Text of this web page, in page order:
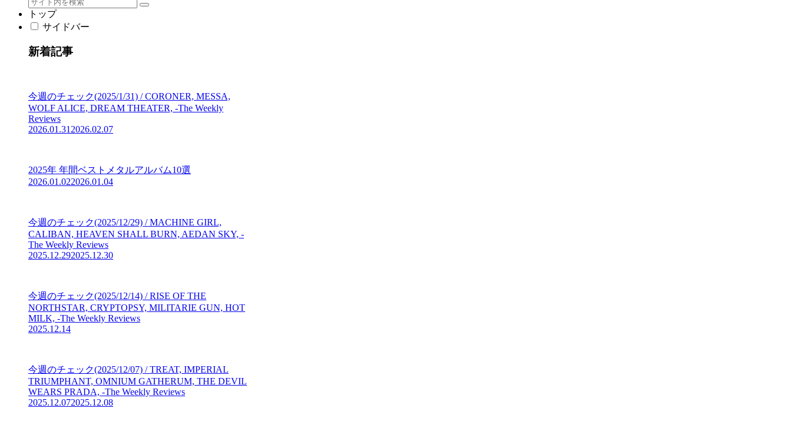
トップ
サイドバー
新着記事
今週のチェック(2025/1/31) / CORONER, MESSA,
WOLF ALICE, DREAM THEATER, -The Weekly
Reviews
2026.01.31 2026.02.07
2025年 年間ベストメタルアルバム10選
2026.01.022026.01.04
今週のチェック(2025/12/29) / MACHINE GIRL,
CALIBAN, HEAVEN SHALL BURN, AEDAN SKY, -
The Weekly Reviews
2025.12.292025.12.30
今週のチェック(2025/12/14) / RISE OF THE
NORTHSTAR, CRYPTOPSY, MILITARIE GUN, HOT
MILK, -The Weekly Reviews
2025.12.14
今週のチェック(2025/12/07) / TREAT, IMPERIAL
TRIUMPHANT, OMNIUM GATHERUM, THE DEVIL
WEARS PRADA, -The Weekly Reviews
2025.12.072025.12.08